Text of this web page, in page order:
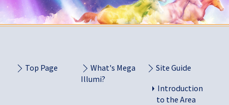
Top Page
What's Mega
Illumi?
Site Guide
Introduction
to the Area